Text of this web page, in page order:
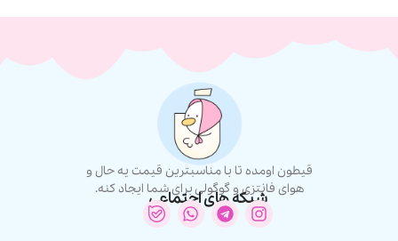
قیطون اومده تا با مناسبترین قیمت یه حال و
هوای فانتزی و گوگولی برای شما ایجاد کنه.
شبکه های اجتماعی